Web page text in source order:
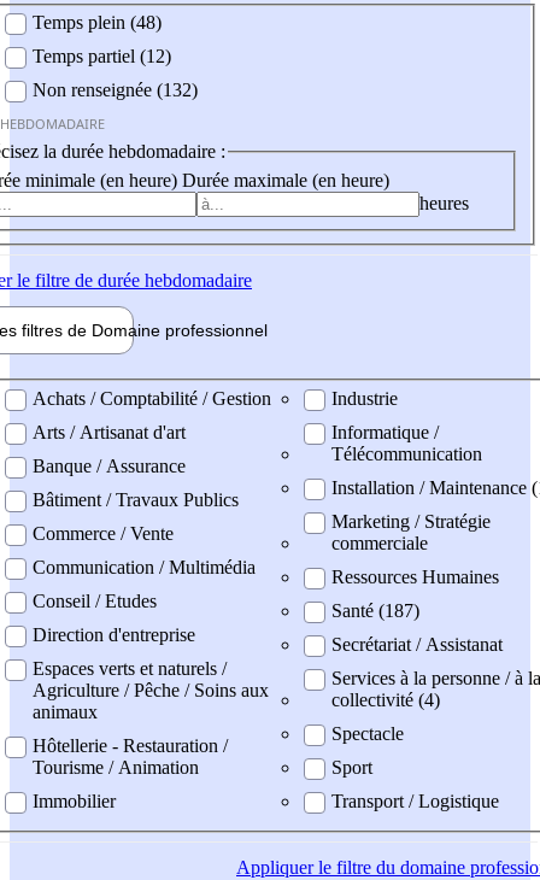
Temps plein (48)
Temps partiel (12)
Non renseignée (132)
la durée hebdomadaire :
minimale (en heure) Durée maximale (en heure)
heures
le filtre de durée hebdomadaire
filtres de Domaine professionnel
professionel
Achats / Comptabilité / Gestion
Arts / Artisanat d'art
Banque / Assurance
Bâtiment / Travaux Publics
Commerce / Vente
Communication / Multimédia
Conseil / Etudes
Direction d'entreprise
Espaces verts et naturels /
Agriculture / Pêche / Soins aux
animaux
Hôtellerie - Restauration /
Tourisme / Animation
Immobilier
Industrie
Informatique /
Télécommunication
Installation / Maintenance
Marketing / Stratégie
commerciale
Ressources Humaines
Santé (187)
Secrétariat / Assistanat
Services à la personne / à la
collectivité (4)
Spectacle
Sport
Transport / Logistique
Appliquerle filtre du domaine